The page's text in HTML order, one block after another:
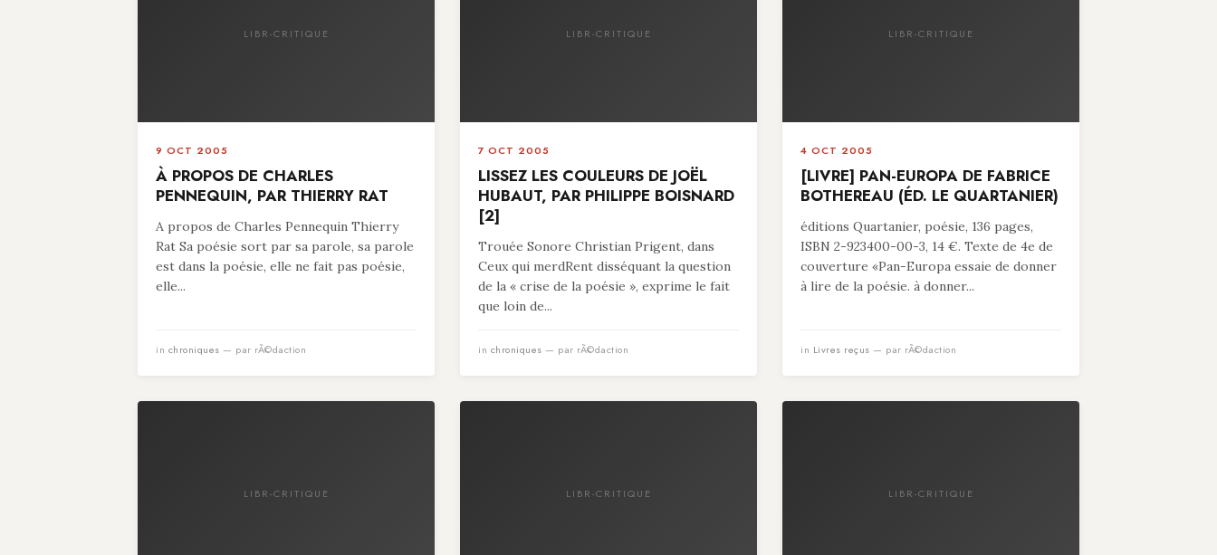
LIBR-CRITIQUE
9 OCT 2005
À PROPOS DE CHARLES
PENNEQUIN, PAR THIERRY RAT
A propos de Charles Pennequin Thierry
Rat Sa poésie sort par sa parole, sa parole
est dans la poésie, elle ne fait pas poésie,
elle...
in chroniques — par rÃ©daction
LIBR-CRITIQUE
7 OCT 2005
LISSEZ LES COULEURS DE JOËL
HUBAUT, PAR PHILIPPE BOISNARD
[2]
Trouée Sonore Christian Prigent, dans
Ceux qui merdRent disséquant la question
de la « crise de la poésie », exprime le fait
que loin de...
in chroniques — par rÃ©daction
LIBR-CRITIQUE
4 OCT 2005
[LIVRE] PAN-EUROPA DE FABRICE
BOTHEREAU (ÉD. LE QUARTANIER)
éditions Quartanier, poésie, 136 pages,
ISBN 2-923400-00-3, 14 €. Texte de 4e de
couverture «Pan-Europa essaie de donner
à lire de la poésie. à donner...
in Livres reçus — par rÃ©daction
LIBR-CRITIQUE LIBR-CRITIQUE LIBR-CRITIQUE